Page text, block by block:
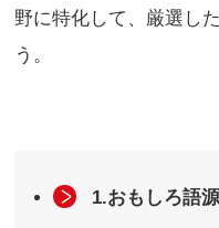
野に特化して、厳選し
う。
1.おもしろ語